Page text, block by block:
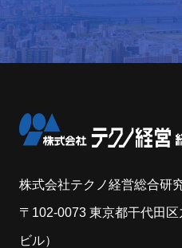
株式会社テクノ経営総合研
〒102-0073 東京都干代田
ビル）